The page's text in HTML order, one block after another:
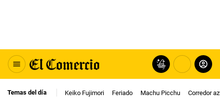
Temas del día Keiko Fujimori Feriado Machu Picchu Corredor